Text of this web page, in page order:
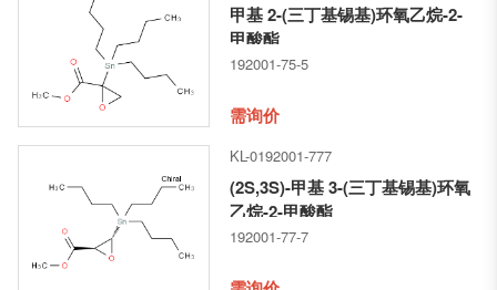
甲基 2-(三丁基锡基)环氧乙烷-2-
甲酸酯
192001-75-5
需询价
KL-0192001-777
(2S,3S)-甲基 3-(三丁基锡基)环氧
乙烷-2-甲酸酯
192001-77-7